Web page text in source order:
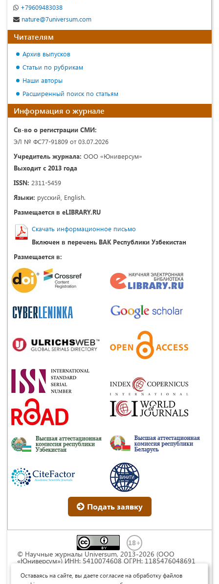
+79609483038
nature@7universum.com
Читателям
Архив выпусков
Статьи по рубрикам
Наши авторы
Расширенный поиск по статьям
Информация о журнале
Св-во о регистрации СМИ:
ЭЛ № ФС77-91809 от 03.07.2026
Учредитель журнала: ООО «Юниверсум»
Выходит с 2013 года
ISSN: 2311-5459
Языки: русский, English.
Размещается в eLIBRARY.RU
Скачать информационное письмо
Включен в перечень ВАК Республики Узбекистан
Размещается в:
Подать заявку
© Научные журналы Universum, 2013-2026 (ООО
«Юниверсум») ИНН: 5410074608 ОГРН: 1185476048691
Commons « Attribution» («Атрибуция») 4.0
Непортированная
Оставаясь на сайте, вы даете согласие на обработку файлов